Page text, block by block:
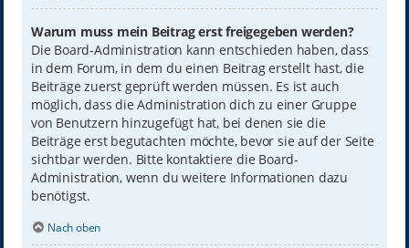
Warum muss mein Beitrag erst freigegeben werden?
Die Board-Administration kann entschieden haben, dass
in dem Forum, in dem du einen Beitrag erstellt hast, die
Beiträge zuerst geprüft werden müssen. Es ist auch
möglich, dass die Administration dich zu einer Gruppe
von Benutzern hinzugefügt hat, bei denen sie die
Beiträge erst begutachten möchte, bevor sie auf der Seite
sichtbar werden. Bitte kontaktiere die Board-
Administration, wenn du weitere Informationen dazu
benötigst.
Nach oben